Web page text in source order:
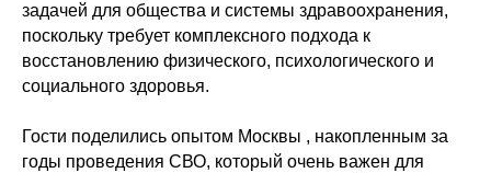
задачей для общества и системы здравоохранения,
поскольку требует комплексного подхода к
восстановлению физического, психологического и
социального здоровья.
Гости поделились опытом Москвы , накопленным за
годы проведения СВО, который очень важен для